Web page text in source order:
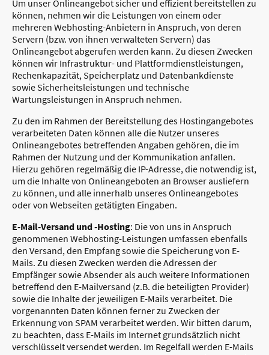
Um unser Onlineangebot sicher und effizient bereitstellen zu
können, nehmen wir die Leistungen von einem oder
mehreren Webhosting-Anbietern in Anspruch, von deren
Servern (bzw. von ihnen verwalteten Servern) das
Onlineangebot abgerufen werden kann. Zu diesen Zwecken
können wir Infrastruktur- und Plattformdienstleistungen,
Rechenkapazität, Speicherplatz und Datenbankdienste
sowie Sicherheitsleistungen und technische
Wartungsleistungen in Anspruch nehmen.
Zu den im Rahmen der Bereitstellung des Hostingangebotes
verarbeiteten Daten können alle die Nutzer unseres
Onlineangebotes betreffenden Angaben gehören, die im
Rahmen der Nutzung und der Kommunikation anfallen.
Hierzu gehören regelmäßig die IP-Adresse, die notwendig ist,
um die Inhalte von Onlineangeboten an Browser ausliefern
zu können, und alle innerhalb unseres Onlineangebotes
oder von Webseiten getätigten Eingaben.
E-Mail-Versand und -Hosting: Die von uns in Anspruch
genommenen Webhosting-Leistungen umfassen ebenfalls
den Versand, den Empfang sowie die Speicherung von E-
Mails. Zu diesen Zwecken werden die Adressen der
Empfänger sowie Absender als auch weitere Informationen
betreffend den E-Mailversand (z.B. die beteiligten Provider)
sowie die Inhalte der jeweiligen E-Mails verarbeitet. Die
vorgenannten Daten können ferner zu Zwecken der
Erkennung von SPAM verarbeitet werden. Wir bitten darum,
zu beachten, dass E-Mails im Internet grundsätzlich nicht
verschlüsselt versendet werden. Im Regelfall werden E-Mails